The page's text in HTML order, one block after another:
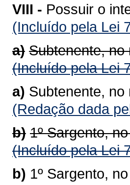
VIII - Possuir o
(Incluído pela Lei
a) Subtenente, no
(Incluído pela Lei
a) Subtenente,
(Redação dada
b) 1º Sargento,
(Incluído pela Lei
b) 1º Sargento,